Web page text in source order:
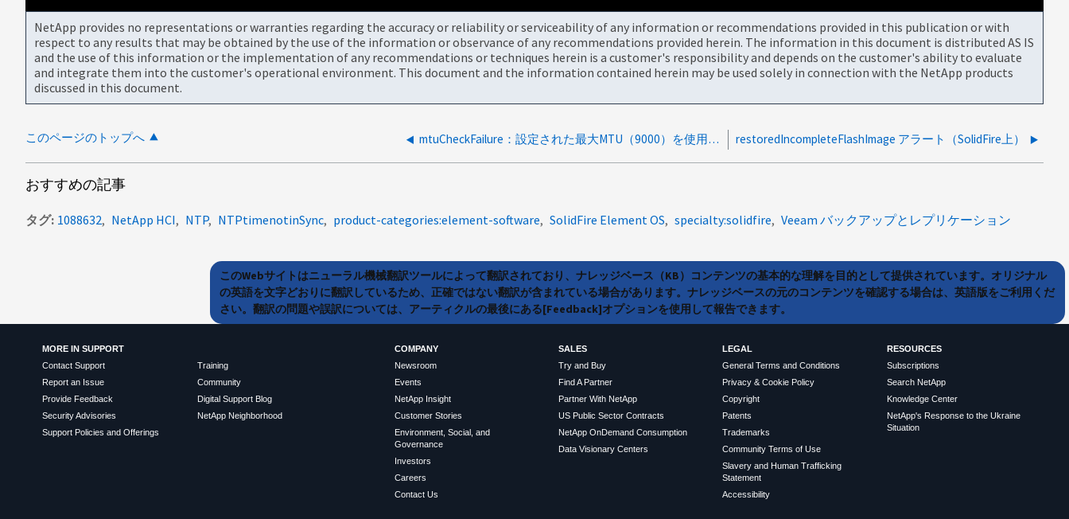
NetApp provides no representations or warranties regarding the accuracy or reliability or serviceability of any information or recommendations provided in this publication or with
respect to any results that may be obtained by the use of the information or observance of any recommendations provided herein. The information in this document is distributed AS IS
and the use of this information or the implementation of any recommendations or techniques herein is a customer's responsibility and depends on the customer's ability to evaluate
and integrate them into the customer's operational environment. This document and the information contained herein may be used solely in connection with the NetApp products
discussed in this document.
このページのトップへ mtuCheckFailure：設定された最大MTU（9000）を使用してノード間でメッセージを送信できませんでした restoredIncompleteFlashImage アラート（SolidFire上）
おすすめの記事
タグ 1088632 NetApp HCI NTP NTPtimenotinSync product-categories:element-software SolidFire Element OS specialty:solidfire Veeam バックアップとレプリケーション
このWebサイトはニューラル機械翻訳ツールによって翻訳されており、ナレッジベース（KB）コンテンツの基本的な理解を目的として提供されています。オリジナル
の英語を文字どおりに翻訳しているため、正確ではない翻訳が含まれている場合があります。ナレッジベースの元のコンテンツを確認する場合は、英語版をご利用くだ
さい。翻訳の問題や誤訳については、アーティクルの最後にある[Feedback]オプションを使用して報告できます。
MORE IN SUPPORT
Contact Support
Report an Issue
Provide Feedback
Security Advisories
Support Policies and Offerings
Training
Community
Digital Support Blog
NetApp Neighborhood
COMPANY
Newsroom
Events
NetApp Insight
Customer Stories
Environment, Social, and
Governance
Investors
Careers
Contact Us
SALES
Try and Buy
Find A Partner
Partner With NetApp
US Public Sector Contracts
NetApp OnDemand Consumption
Data Visionary Centers
LEGAL
General Terms and Conditions
Privacy & Cookie Policy
Copyright
Patents
Trademarks
Community Terms of Use
Slavery and Human Trafficking
Statement
Accessibility
RESOURCES
Subscriptions
Search NetApp
Knowledge Center
NetApp's Response to the Ukraine
Situation